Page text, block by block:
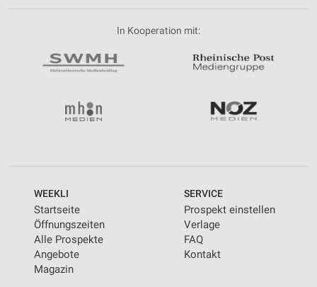
In Kooperation mit:
WEEKLI
Startseite
Öffnungszeiten
Alle Prospekte
Angebote
Magazin
SERVICE
Prospekt einstellen
Verlage
FAQ
Kontakt